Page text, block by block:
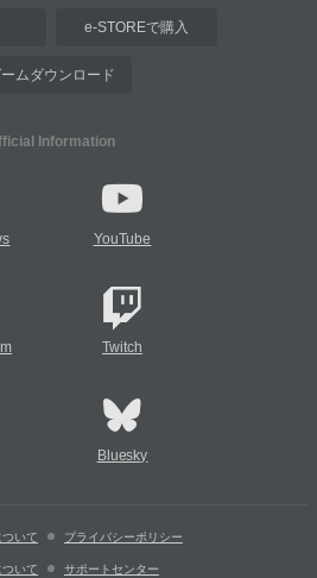
e-STOREで購入
ムダウンロード
Information
YouTube
Twitch
Bluesky
いて プライバシーポリシー
いて サポートセンター